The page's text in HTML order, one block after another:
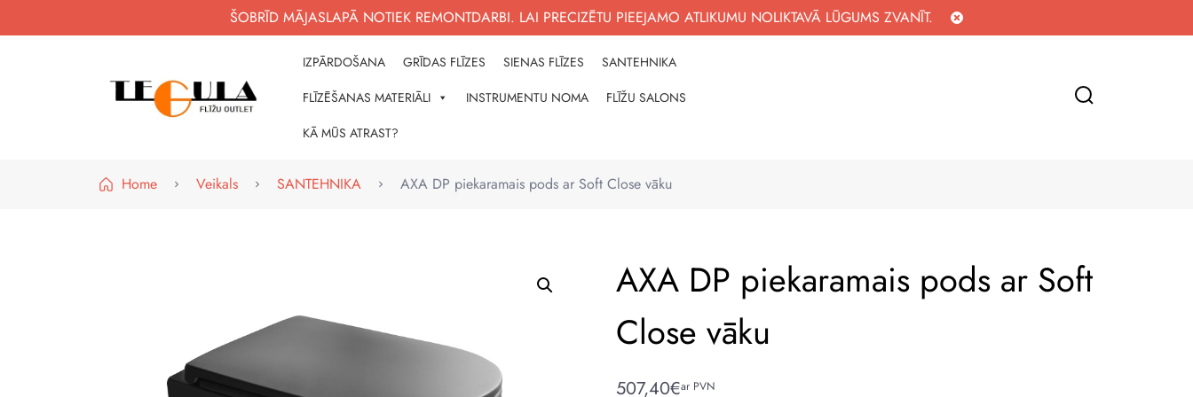
ŠOBRĪD MĀJASLAPĀ NOTIEK REMONTDARBI. LAI PRECIZĒTU PIEEJAMO ATLIKUMU NOLIKTAVĀ LŪGUMS ZVANĪT.
KVALITATĪVAS FLĪZES PAR PIEEJAMĀM CENĀM
IZPĀRDOŠANA GRĪDAS FLĪZES SIENAS FLĪZES
SANTEHNIKA
FLĪZĒŠANAS MATERIĀLI
INSTRUMENTU NOMA
FLĪŽU SALONS
KĀ MŪS ATRAST?
Home Veikals SANTEHNIKA AXA DP piekaramais pods ar Soft Close vāku
AXA DP piekaramais pods ar Soft
Close vāku
507,40€ar PVN